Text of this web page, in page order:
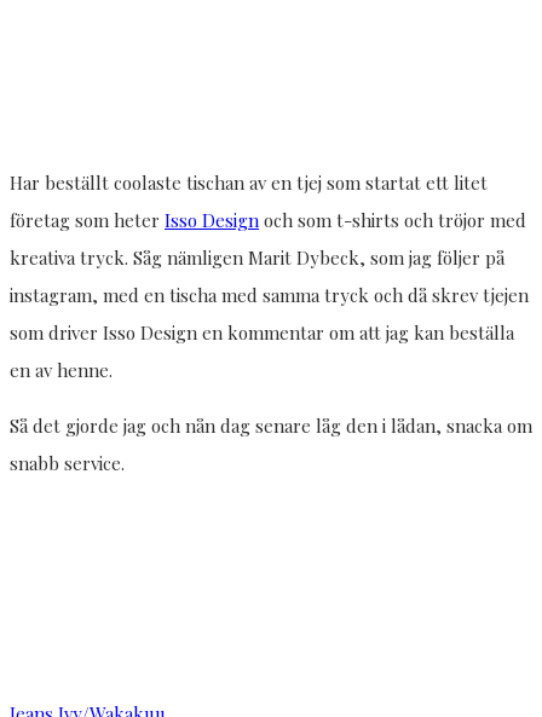
Har beställt coolaste tischan av en tjej som startat ett litet
företag som heter Isso Design och som t-shirts och tröjor med
kreativa tryck. Såg nämligen Marit Dybeck, som jag följer på
instagram, med en tischa med samma tryck och då skrev tjejen
som driver Isso Design en kommentar om att jag kan beställa
en av henne.
Så det gjorde jag och nån dag senare låg den i lådan, snacka om
snabb service.